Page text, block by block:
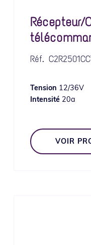
Récepteur/
Réf.
Tension 12/36V
Intensité20a
VOIR